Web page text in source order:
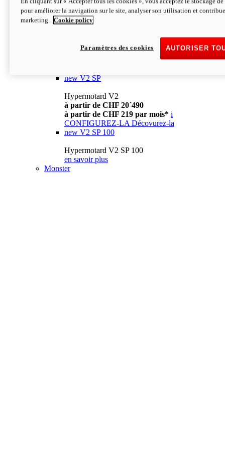
à partir de CHF 13´990 i
CONFIGUREZ-LA Décovurez-la
newV2
à partir de CHF 15´990
à partir de CHF 169 par mois* i
new V2 SP
Hypermotard V2
à partir de CHF 20´490
à partir de CHF 219 par mois* i
CONFIGUREZ-LA Décovurez-la
new V2 SP 100
Hypermotard V2 SP 100
en savoir plus
Monster
pour améliorer la navigation sur le site, analyser son utilisation et
marketing.
Cookie policy
AUTORISER
Paramètres des cookies